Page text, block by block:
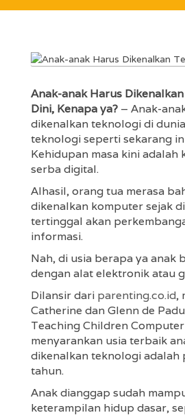
Anak-anak Harus
Dini, Kenapa ya? – Anak-
dikenalkan teknologi di
teknologi seperti sekarang
Kehidupan masa kini adalah
serba digital.
Alhasil, orang tua merasa
dikenalkan komputer sejak
tertinggal akan
informasi.
Nah, di usia berapa ya anak
dengan alat elektronik atau
Dilansir dari parenting.co.id,
Catherine dan Glenn de
Teaching Children
menyarankan usia terbaik
dikenalkan teknologi adalah
tahun.
Anak dianggap sudah
keterampilan hidup dasar,